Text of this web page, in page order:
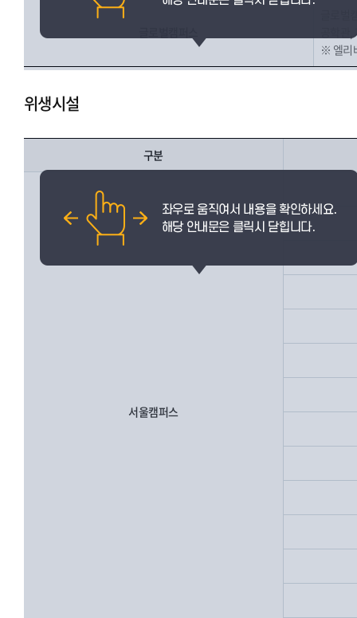
공학
※ 엘리
위생시설
구분
서울캠퍼스